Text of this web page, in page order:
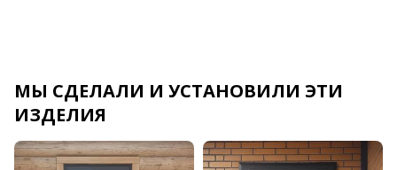
МЫ СДЕЛАЛИ И УСТАНОВИЛИ ЭТИ
ИЗДЕЛИЯ